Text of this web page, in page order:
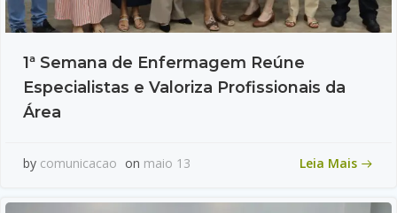
1ª Semana de Enfermagem Reúne
Especialistas e Valoriza Profissionais da
Área
by comunicacao on maio 13 Leia Mais